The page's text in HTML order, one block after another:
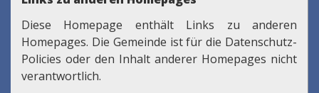
Diese Homepage enthält Links zu anderen
Homepages. Die Gemeinde ist für die Datenschutz-
Policies oder den Inhalt anderer Homepages nicht
verantwortlich.